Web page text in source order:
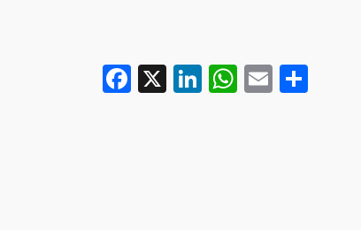
Facebook
X LinkedIn
WhatsApp
Email